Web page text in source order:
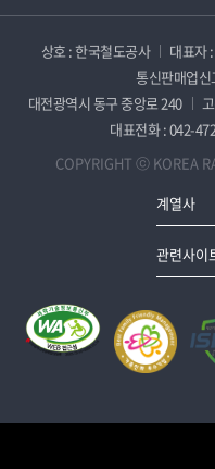
상호 : 한국철도공사 대표자
통신판매업
대전광역시 동구 중앙로 240
대표전화 : 042-
COPYRIGHT ⓒ KOREA
계열사
관련사이